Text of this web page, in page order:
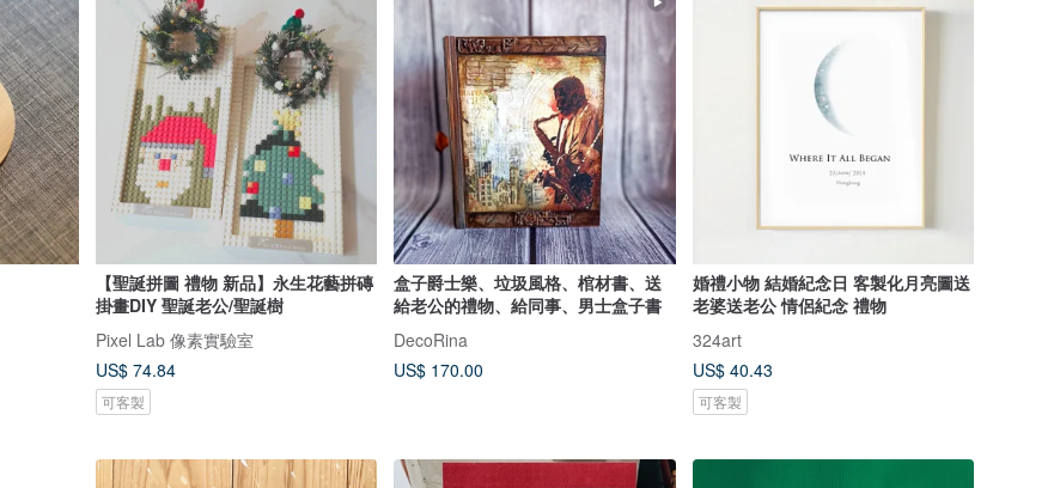
【聖誕拼圖 禮物 新品】永生花藝拼磚
掛畫DIY 聖誕老公/聖誕樹
Pixel Lab 像素實驗室
US$ 74.84
可客製
盒子爵士樂、垃圾風格、棺材書、送
給老公的禮物、給同事、男士盒子書
DecoRina
US$ 170.00
婚禮小物 結婚紀念日 客製化月亮圖送
老婆送老公 情侶紀念 禮物
324art
US$ 40.43
可客製